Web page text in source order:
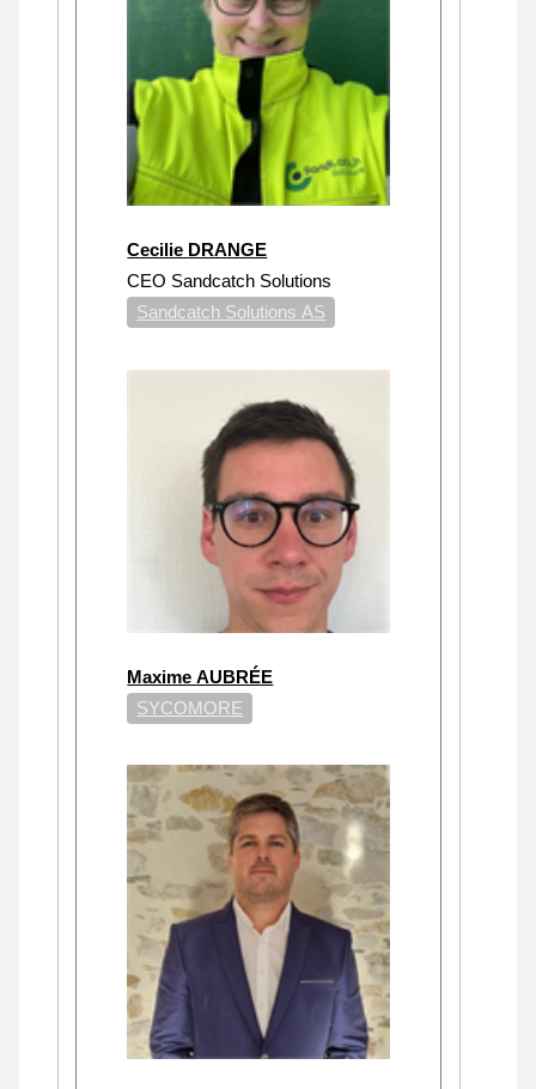
Cecilie DRANGE
CEO Sandcatch Solutions
Sandcatch Solutions AS
Maxime AUBRÉE
SYCOMORE